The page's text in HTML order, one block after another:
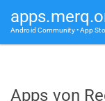
Android Community • App
Apps von